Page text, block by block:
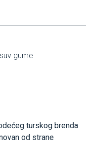
gume
turskog brenda
od strane